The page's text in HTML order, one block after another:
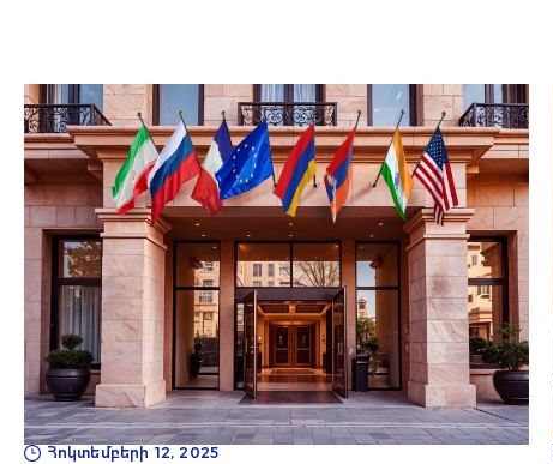
Հոկտեմբերի 12, 2025